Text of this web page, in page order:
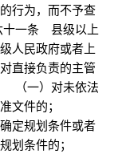
行为，而不予查
一条 县级以上
人民政府或者上
直接负责的主管
（一）对未依法
准文件的；
定规划条件或者
规划条件的；